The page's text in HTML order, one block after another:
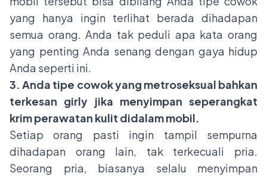
yang hanya ingin terlihat berada dihadapan
semua orang. Anda tak peduli apa kata orang
yang penting Anda senang dengan gaya hidup
Anda seperti ini.
3. Anda tipe cowok yang metroseksual bahkan
terkesan girly jika menyimpan seperangkat
krim perawatan kulit didalam mobil.
Setiap orang pasti ingin tampil sempurna
dihadapan orang lain, tak terkecuali pria.
Seorang pria, biasanya selalu menyimpan